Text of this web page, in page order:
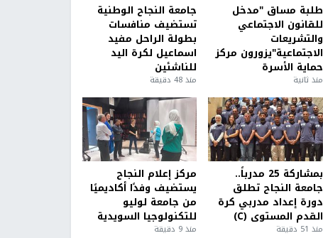
طلبة مساق "مدخل
للقانون الاجتماعي
والتشريعات
الاجتماعية"يزورون مركز
حماية الأسرة
منذ ثانية
جامعة النجاح الوطنية
تستضيف منافسات
بطولة الراحل مفيد
اسماعيل لكرة اليد
للناشئين
منذ 48 دقيقة
بمشاركة 25 مدرباً..
جامعة النجاح تطلق
دورة إعداد مدربي كرة
القدم المستوى (C)
منذ 51 دقيقة
مركز إعلام النجاح
يستضيف وفدًا أكاديميًا
من جامعة لوليو
للتكنولوجيا السويدية
منذ 9 دقيقة